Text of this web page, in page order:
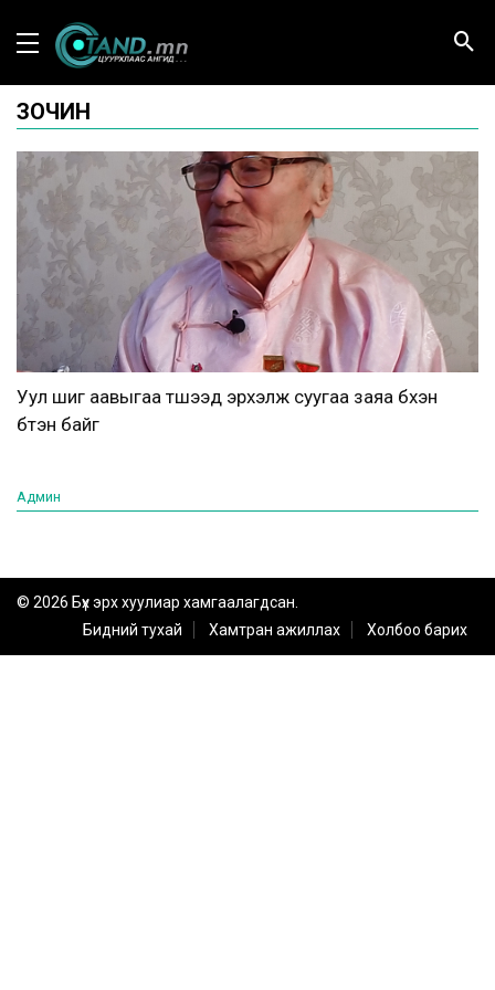
ЗОЧИН
Уул шиг аавыгаа түшээд эрхэлж суугаа заяа бүхэн
бүтэн байг
Админ
© 2026 Бүх эрх хуулиар хамгаалагдсан.
Бидний тухай
Хамтран ажиллах Холбоо барих